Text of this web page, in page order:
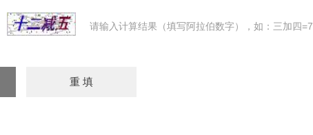
请输入计算结果（填写阿拉伯数字），如：三加四=7